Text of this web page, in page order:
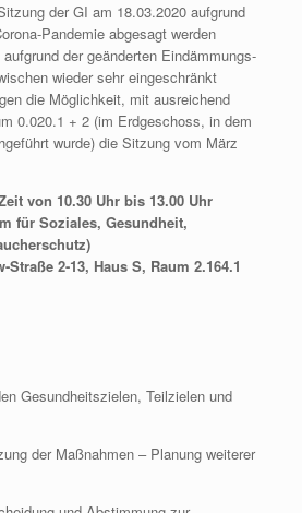
der GI am 18.03.2020 aufgrund
Pandemie abgesagt werden
der geänderten Eindämmungs-
wieder sehr eingeschränkt
die Möglichkeit, mit ausreichend
0.020.1 + 2 (im Erdgeschoss, in dem
wurde) die Sitzung vom März
von 10.30 Uhr bis 13.00 Uhr
für Soziales, Gesundheit,
2-13, Haus S, Raum 2.164.1
Teilzielen und
der Maßnahmen – Planung weiterer